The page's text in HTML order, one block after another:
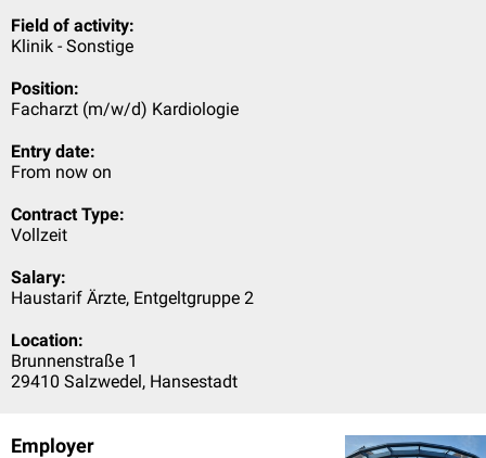
Field of activity:
Klinik - Sonstige
Position:
Facharzt (m/w/d) Kardiologie
Entry date:
From now on
Contract Type:
Vollzeit
Salary:
Haustarif Ärzte, Entgeltgruppe 2
Location:
Brunnenstraße 1
29410 Salzwedel, Hansestadt
Employer